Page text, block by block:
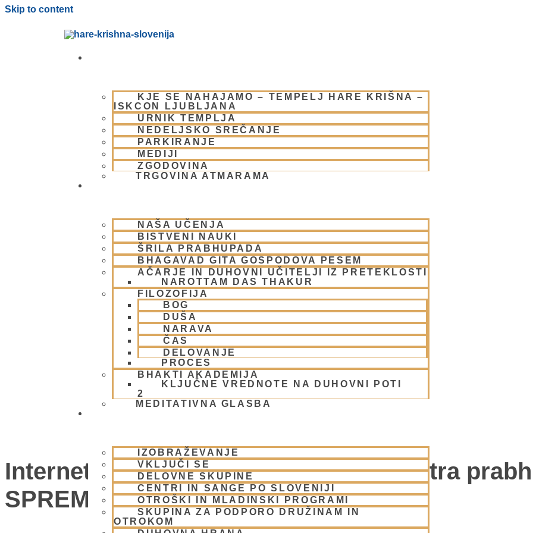
Skip to content
KJE SE NAHAJAMO – TEMPELJ HARE KRIŠNA –
ISKCON LJUBLJANA
URNIK TEMPLJA
NEDELJSKO SREČANJE
PARKIRANJE
MEDIJI
ZGODOVINA
TRGOVINA ATMARAMA
NAŠA UČENJA
BISTVENI NAUKI
ŠRILA PRABHUPADA
BHAGAVAD GITA GOSPODOVA PESEM
AČARJE IN DUHOVNI UČITELJI IZ PRETEKLOSTI
NAROTTAM DAS THAKUR
FILOZOFIJA
BOG
DUŠA
NARAVA
ČAS
DELOVANJE
PROCES
BHAKTI AKADEMIJA
KLJUČNE VREDNOTE NA DUHOVNI POTI
2
MEDITATIVNA GLASBA
IZOBRAŽEVANJE
VKLJUČI SE
DELOVNE SKUPINE
CENTRI IN SANGE PO SLOVENIJI
OTROŠKI IN MLADINSKI PROGRAMI
SKUPINA ZA PODPORO DRUŽINAM IN
OTROKOM
Internet global kirtan z NM Krišna Kšetra
SPREMEMBA